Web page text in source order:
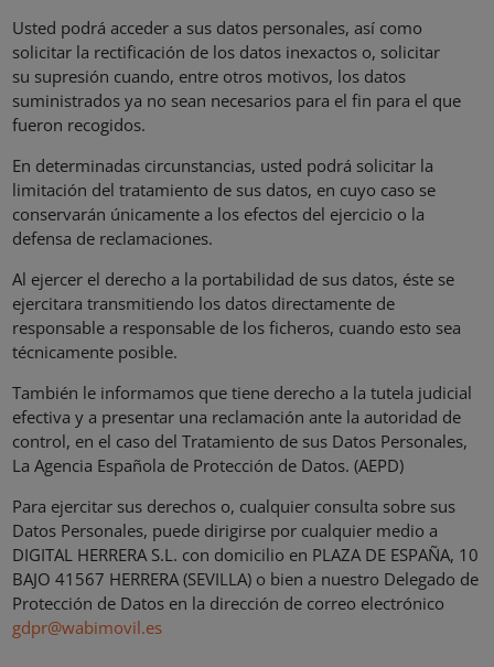
Usted podrá acceder a sus datos personales, así como
solicitar la rectificación de los datos inexactos o, solicitar
su supresión cuando, entre otros motivos, los datos
suministrados ya no sean necesarios para el fin para el que
fueron recogidos.
En determinadas circunstancias, usted podrá solicitar la
limitación del tratamiento de sus datos, en cuyo caso se
conservarán únicamente a los efectos del ejercicio o la
defensa de reclamaciones.
Al ejercer el derecho a la portabilidad de sus datos, éste se
ejercitara transmitiendo los datos directamente de
responsable a responsable de los ficheros, cuando esto sea
técnicamente posible.
También le informamos que tiene derecho a la tutela judicial
efectiva y a presentar una reclamación ante la autoridad de
control, en el caso del Tratamiento de sus Datos Personales,
La Agencia Española de Protección de Datos. (AEPD)
Para ejercitar sus derechos o, cualquier consulta sobre sus
Datos Personales, puede dirigirse por cualquier medio a
DIGITAL HERRERA S.L. con domicilio en PLAZA DE ESPAÑA, 10
BAJO 41567 HERRERA (SEVILLA) o bien a nuestro Delegado de
Protección de Datos en la dirección de correo electrónico
gdpr@wabimovil.es